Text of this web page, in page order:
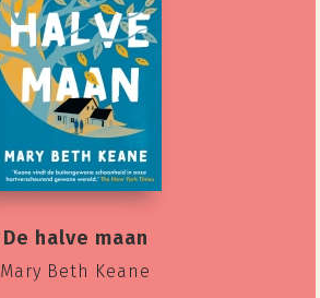
De halve maan
Mary Beth Keane